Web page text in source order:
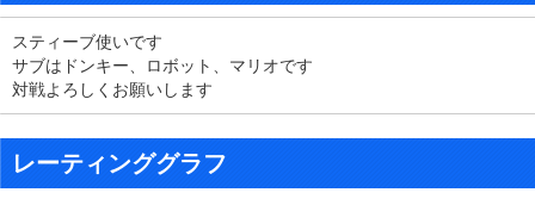
スティーブ使いです
サブはドンキー、ロボット、マリオです
対戦よろしくお願いします
レーティンググラフ